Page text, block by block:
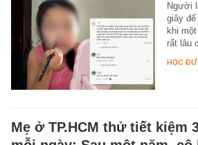
Người
giây
khi
rất lâu
HỌC
Mẹ ở TP.HCM thử tiết kiệm